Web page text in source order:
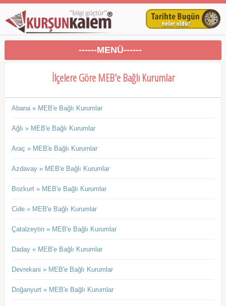
------MENÜ------
İlçelere Göre MEB'e Bağlı Kurumlar
Abana » MEB'e Bağlı Kurumlar
Ağlı » MEB'e Bağlı Kurumlar
Araç » MEB'e Bağlı Kurumlar
Azdavay » MEB'e Bağlı Kurumlar
Bozkurt » MEB'e Bağlı Kurumlar
Cide » MEB'e Bağlı Kurumlar
Çatalzeytin » MEB'e Bağlı Kurumlar
Daday » MEB'e Bağlı Kurumlar
Devrekani » MEB'e Bağlı Kurumlar
Doğanyurt » MEB'e Bağlı Kurumlar